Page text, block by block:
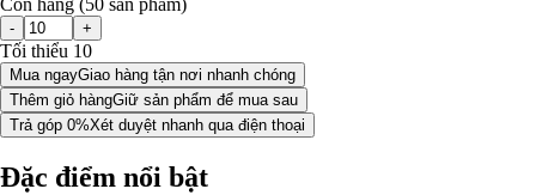
Còn hàng (50 sản phẩm)
- +
Tối thiểu 10
Mua ngayGiao hàng tận nơi nhanh chóng
Thêm giỏ hàngGiữ sản phẩm để mua sau
Trả góp 0%Xét duyệt nhanh qua điện thoại
Đặc điểm nổi bật